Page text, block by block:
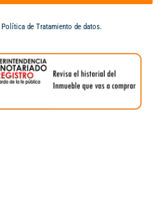
Política de Tratamiento de datos.